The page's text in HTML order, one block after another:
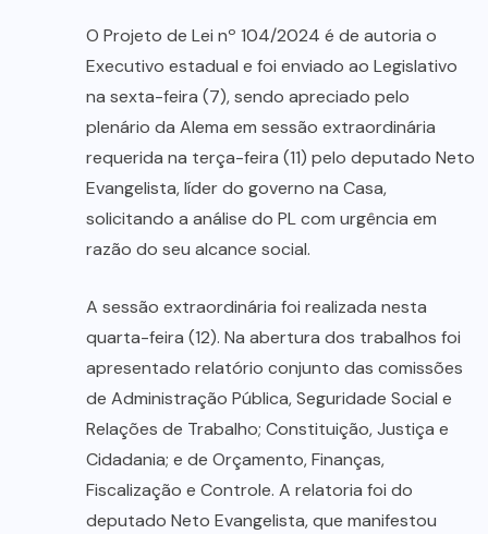
O Projeto de Lei nº 104/2024 é de autoria o
Executivo estadual e foi enviado ao Legislativo
na sexta-feira (7), sendo apreciado pelo
plenário da Alema em sessão extraordinária
requerida na terça-feira (11) pelo deputado Neto
Evangelista, líder do governo na Casa,
solicitando a análise do PL com urgência em
razão do seu alcance social.
A sessão extraordinária foi realizada nesta
quarta-feira (12). Na abertura dos trabalhos foi
apresentado relatório conjunto das comissões
de Administração Pública, Seguridade Social e
Relações de Trabalho; Constituição, Justiça e
Cidadania; e de Orçamento, Finanças,
Fiscalização e Controle. A relatoria foi do
deputado Neto Evangelista, que manifestou